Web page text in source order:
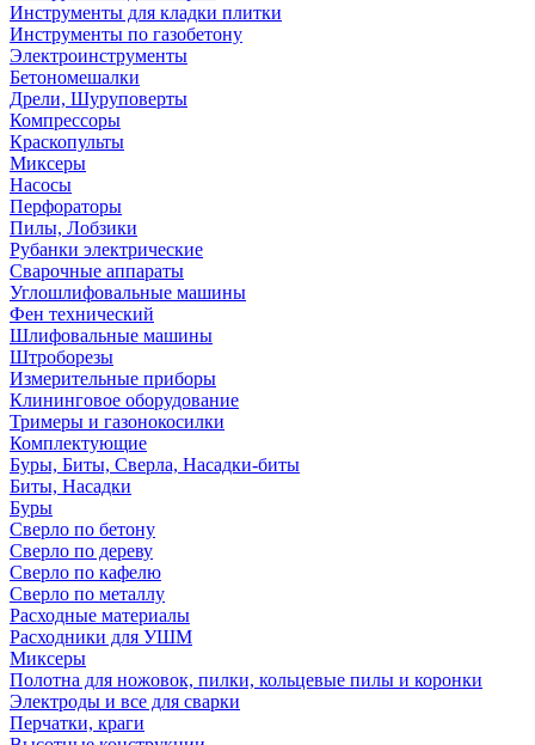
Инструменты для кладки плитки
Инструменты по газобетону
Электроинструменты
Бетономешалки
Дрели, Шуруповерты
Компрессоры
Краскопульты
Миксеры
Насосы
Перфораторы
Пилы, Лобзики
Рубанки электрические
Сварочные аппараты
Углошлифовальные машины
Фен технический
Шлифовальные машины
Штроборезы
Измерительные приборы
Клининговое оборудование
Тримеры и газонокосилки
Комплектующие
Буры, Биты, Сверла, Насадки-биты
Биты, Насадки
Буры
Сверло по бетону
Сверло по дереву
Сверло по кафелю
Сверло по металлу
Расходные материалы
Расходники для УШМ
Миксеры
Полотна для ножовок, пилки, кольцевые пилы и коронки
Электроды и все для сварки
Перчатки, краги